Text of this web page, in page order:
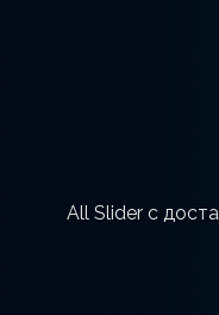
All Slider с